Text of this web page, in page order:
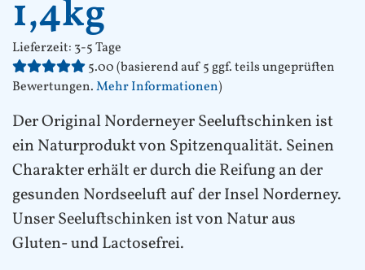
1,4kg
Lieferzeit: 3-5 Tage
5.00 (basierend auf 5 ggf. teils ungeprüften
Bewertungen.Mehr Informationen)
Der Original Norderneyer Seeluftschinken ist
ein Naturprodukt von Spitzenqualität. Seinen
Charakter erhält er durch die Reifung an der
gesunden Nordseeluft auf der Insel Norderney.
Unser Seeluftschinken ist von Natur aus
Gluten- und Lactosefrei.